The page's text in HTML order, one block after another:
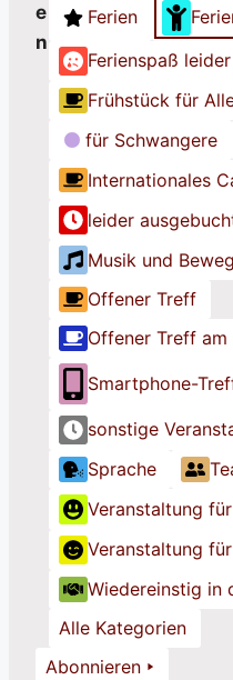
e
n e
o
h
e
T
i
t
e
l
e
o
h
e
T
i
t
e
l
i
o
h
e
T
e
l
Ferien
Ferienspaß
Frühstück für
für Schwangere
Internationales
leider
Musik und
Offener Treff
Offener Treff am
Smartphone-
sonstige
Sprache
Veranstaltung
Veranstaltung
Wiedereinstig in
Alle Kategorien
Abonnieren